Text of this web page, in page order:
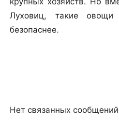
Луховиц, такие
безопаснее.
Нет связанных сообщений